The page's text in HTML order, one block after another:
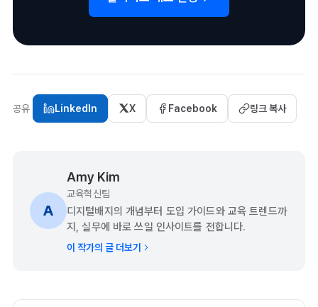
공유 LinkedIn X Facebook 링크 복사
A
Amy Kim
교육혁신팀
디지털배지의 개념부터 도입 가이드와 교육 트렌드까
지, 실무에 바로 쓰일 인사이트를 전합니다.
이 작가의 글 더보기